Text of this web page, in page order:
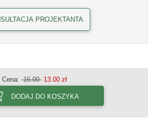
PROJEKTANTA
Cena: 16.00 13.00 zł
DODAJ DO KOSZYKA